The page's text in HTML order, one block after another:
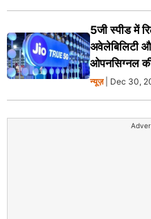
5जी स्पीड में
अवेलेबिलिटी
ओपनसिग्नल की
न्यूज़| Dec 30,